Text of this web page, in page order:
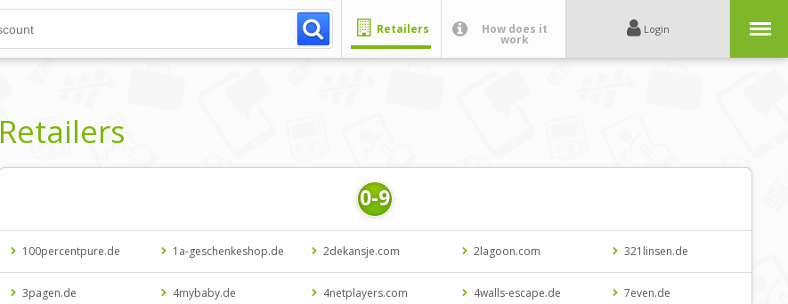
Retailers How does it
work
Login
Retailers
0-9
100percentpure.de 1a-geschenkeshop.de 2dekansje.com 2lagoon.com 321linsen.de
3pagen.de 4mybaby.de 4netplayers.com 4walls-escape.de 7even.de